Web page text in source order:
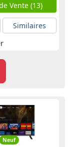
Vente (13)
Similaires
Neuf